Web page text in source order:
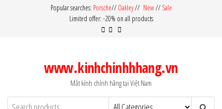
Popular searches: Porsche// Oakley// New// Sale
Limited offer: -20% on all products
www.kinhchinhhhang.vn
Mắt kính chính hãng tại Việt Nam